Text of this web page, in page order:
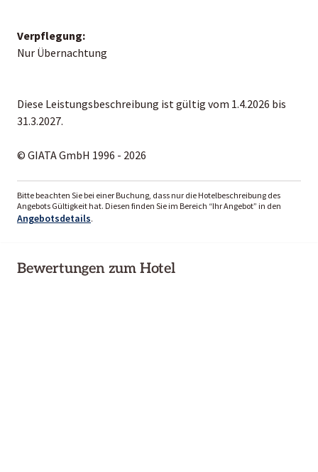
Verpflegung:
Nur Übernachtung
Diese Leistungsbeschreibung ist gültig vom 1.4.2026 bis
31.3.2027.
© GIATA GmbH 1996 - 2026
Bitte beachten Sie bei einer Buchung, dass nur die Hotelbeschreibung des
Angebots Gültigkeit hat. Diesen finden Sie im Bereich “Ihr Angebot” in den
Angebotsdetails.
Bewertungen zum Hotel